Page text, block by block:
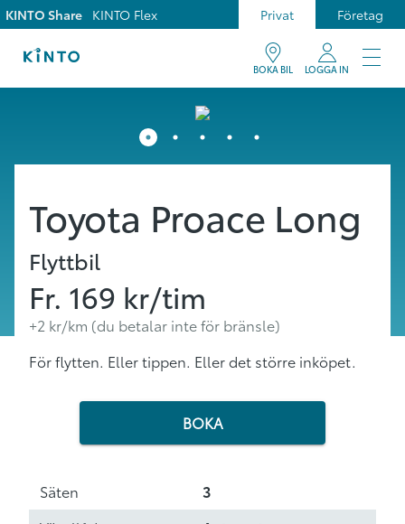
Privat Företag
KINTO Share KINTO Flex
BOKA BIL LOGGA IN
Toyota Proace Long
Flyttbil
Fr. 169 kr/tim
+2 kr/km (du betalar inte för bränsle)
För flytten. Eller tippen. Eller det större inköpet.
BOKA
Säten
3